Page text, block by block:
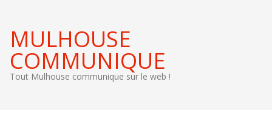
MULHOUSE
COMMUNIQUE
Tout Mulhouse communique sur le web !